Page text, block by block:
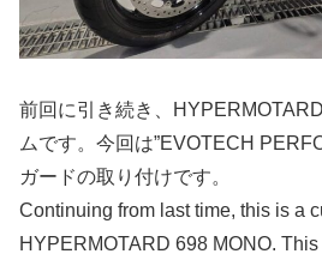
前回に引き続き、
ムです。今回は”EVOTECH
ガードの取り付けです。
Continuing from last time, this is a
HYPERMOTARD 698 MONO.